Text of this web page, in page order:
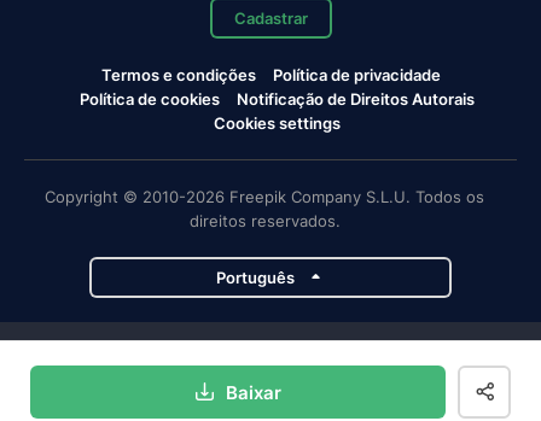
Baixar
Cadastrar
Termos e condições
Política de privacidade
Política de cookies
Notificação de Direitos Autorais
Cookies settings
Copyright © 2010-2026 Freepik Company S.L.U. Todos os
direitos reservados.
Português
Magnific Flaticon